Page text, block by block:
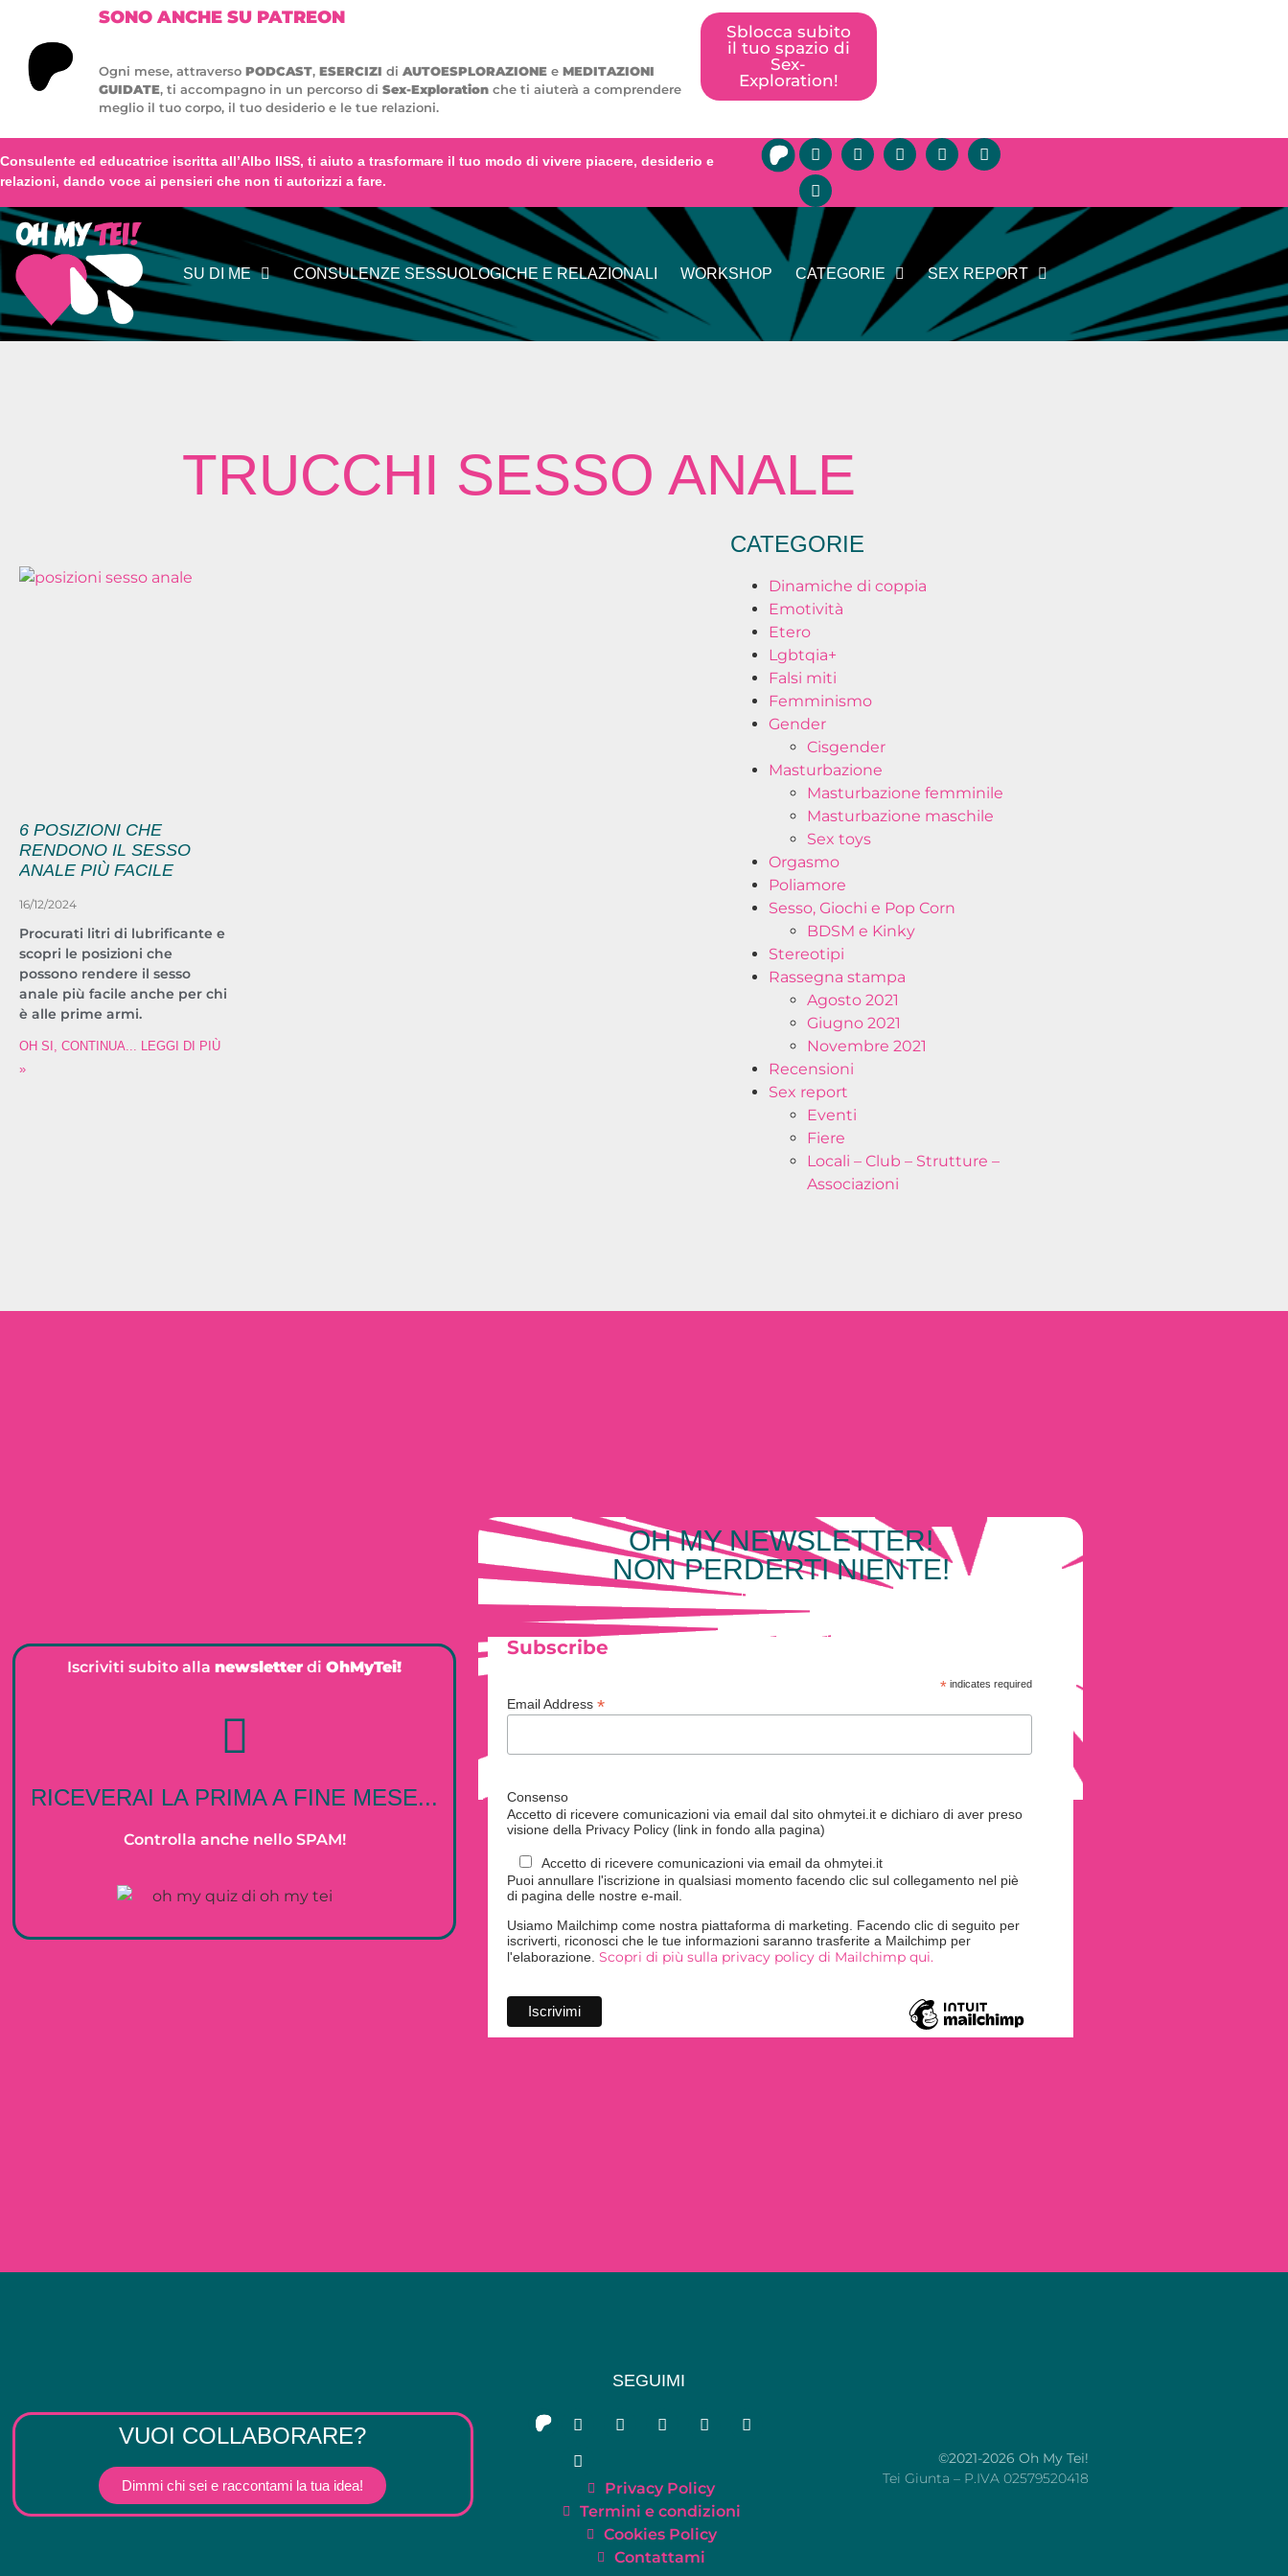
SONO ANCHE SU PATREON
Ogni mese, attraverso PODCAST, ESERCIZI di AUTOESPLORAZIONEe MEDITAZIONI
GUIDATE, ti accompagno in un percorso di Sex-Explorationche ti aiuterà a comprendere
meglio il tuo corpo, il tuo desiderio e le tue relazioni.
Sblocca subito
il tuo spazio di
Sex-
Exploration!
Consulente ed educatrice iscritta all’Albo IISS, ti aiuto a trasformare il tuo modo di vivere piacere, desiderio e
relazioni, dando voce ai pensieri che non ti autorizzi a fare.
SU DI ME CONSULENZE SESSUOLOGICHE E RELAZIONALI WORKSHOP CATEGORIE SEX REPORT
TRUCCHI SESSO ANALE
6 POSIZIONI CHE
RENDONO IL SESSO
ANALE PIÙ FACILE
16/12/2024
Procurati litri di lubrificante e
scopri le posizioni che
possono rendere il sesso
anale più facile anche per chi
è alle prime armi.
OH SI, CONTINUA... LEGGI DI PIÙ
»
CATEGORIE
Dinamiche di coppia
Emotività
Etero
Lgbtqia+
Falsi miti
Femminismo
Gender
Cisgender
Masturbazione
Masturbazione femminile
Masturbazione maschile
Sex toys
Orgasmo
Poliamore
Sesso, Giochi e Pop Corn
BDSM e Kinky
Stereotipi
Rassegna stampa
Agosto 2021
Giugno 2021
Novembre 2021
Recensioni
Sex report
Eventi
Fiere
Locali – Club – Strutture –
Associazioni
Iscriviti subito allanewsletter diOhMyTei!
RICEVERAI LA PRIMA A FINE MESE...
Controlla anche nello SPAM!
OH MY NEWSLETTER!
NON PERDERTI NIENTE!
Subscribe
* indicates required
Email Address*
Consenso
Accetto di ricevere comunicazioni via email dal sito ohmytei.it e dichiaro di aver preso
visione della Privacy Policy (link in fondo alla pagina)
Accetto di ricevere comunicazioni via email da ohmytei.it
Puoi annullare l'iscrizione in qualsiasi momento facendo clic sul collegamento nel piè
di pagina delle nostre e-mail.
Usiamo Mailchimp come nostra piattaforma di marketing. Facendo clic di seguito per
iscriverti, riconosci che le tue informazioni saranno trasferite a Mailchimp per
l'elaborazione.Scopri di più sulla privacy policy di Mailchimp qui.
VUOI COLLABORARE?
Dimmi chi sei e raccontami la tua idea!
SEGUIMI
Privacy Policy
Termini e condizioni
Cookies Policy
Contattami
©2021-2026 Oh My Tei!
Tei Giunta – P.IVA 02579520418